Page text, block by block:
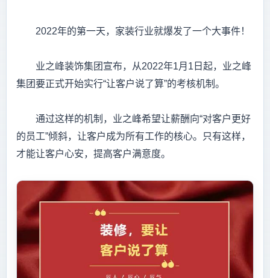
2022年的第一天，家装行业就爆发了一个大事件！
业之峰装饰集团宣布，从2022年1月1日起，业之峰
集团要正式开始实行“让客户说了算”的考核机制。
通过这样的机制，业之峰希望让薪酬向“对客户更好
的员工”倾斜，让客户成为所有工作的核心。只有这样，
才能让客户心安，提高客户满意度。